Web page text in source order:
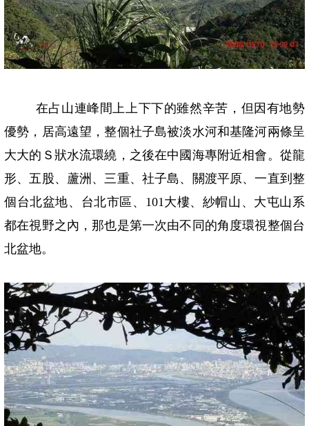
在占山連峰間上上下下的雖然辛苦，但因有地勢
優勢，居高遠望，整個社子島被淡水河和基隆河兩條呈
大大的Ｓ狀水流環繞，之後在中國海專附近相會。從龍
形、五股、蘆洲、三重、社子島、關渡平原、一直到整
個台北盆地、台北市區、 101大樓、紗帽山、大屯山系
都在視野之內，那也是第一次由不同的角度環視整個台
北盆地。